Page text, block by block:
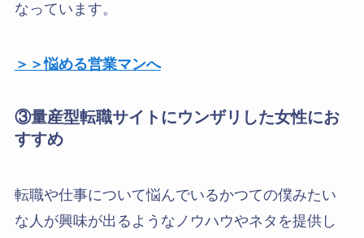
なっています。
＞＞悩める営業マンへ
③量産型転職サイトにウンザリした女性にお
すすめ
転職や仕事について悩んでいるかつての僕みたい
な人が興味が出るようなノウハウやネタを提供し